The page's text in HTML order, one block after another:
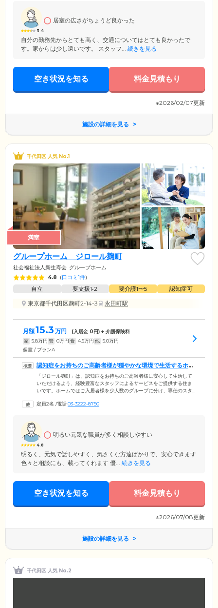
がある方から、要介護3までの認定を受けられた方が対象です。
3.4
居室の広さがちょうど良かった
自分の勤務先からとても高く、交通についてはとても良かったで
す。家からは少し遠いです。 スタッフ... 続きを見る
空き状況を知る 料金見積もり
※2026/02/07更新
施設の詳細を見る
千代田区 人気 No.1
満室
グループホーム ジロール麹町
社会福祉法人新生寿会 グループホーム
4.8 (口コミ1件)
自立 要支援1•2 要介護1〜5
認知症可
東京都千代田区麹町2-14-3
永田町駅
月額15.3 万円 (入居金 0円) + 介護保険料
家 5.8万円 管 0万円 食 4.5万円 他 5.0万円
個室 / プランA
認知症をお持ちのご高齢者様が穏やかな環境で生活するホー
ムです
「ジロール麹町」は、認知症をお持ちのご高齢者様に安心して生活して
いただけるよう、経験豊富なスタッフによるサービスをご提供する住ま
いです。ホームではご入居者様を少人数のグループに分け、専任のスタ
くなることで、お一人おひとりの表情や心情にまで寄り添ったきめ細や
なる一時金も不要としていますので、費用面でお悩みの方もぜひ一度ご
相談ください。
定員2名 /電話03-3222-8750
4.8
明るい元気な職員が多く相談しやすい
明るく、元気で話しやすく、気さくな方達ばかりで、安心できます
色々と相談にも、載ってくれます 優... 続きを見る
空き状況を知る 料金見積もり
※2026/07/08更新
施設の詳細を見る
千代田区 人気 No.2